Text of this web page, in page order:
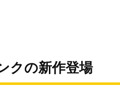
クの新作登場